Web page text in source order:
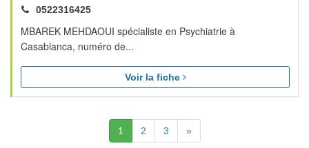
0522316425
MBAREK MEHDAOUI spécialiste en Psychiatrie à
Casablanca, numéro de...
Voir la fiche
1 (Actuelle)
2 3 »Suivante